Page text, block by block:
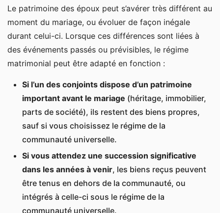
Le patrimoine des époux peut s’avérer très différent au
moment du mariage, ou évoluer de façon inégale
durant celui-ci. Lorsque ces différences sont liées à
des événements passés ou prévisibles, le régime
matrimonial peut être adapté en fonction :
Si l’un des conjoints dispose d’un patrimoine
important avant le mariage (héritage, immobilier,
parts de société), ils restent des biens propres,
sauf si vous choisissez le régime de la
communauté universelle.
Si vous attendez une succession significative
dans les années à venir, les biens reçus peuvent
être tenus en dehors de la communauté, ou
intégrés à celle-ci sous le régime de la
communauté universelle.